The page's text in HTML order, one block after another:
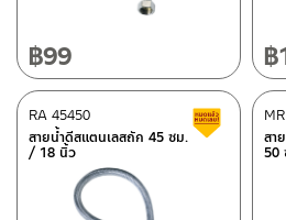
Tel: 02-358-0080 / 080-075-8668 /
After Sales Service Center
118/33 Onsirin M.8, Sunpuloey,
Tel: 080-075-2626
ติดต่อ ชาญไพบูลย์ / Contact Us
฿99 ฿
สายน้ำดีสแตนเลสถัก 45 ซม.
/ 18 นิ้ว
RA 45450
สา
50